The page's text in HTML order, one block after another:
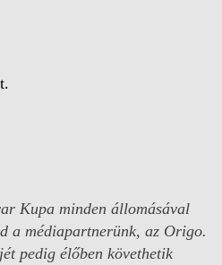
Kupa minden állomásával
a médiapartnerünk, az Origo.
pedig élőben követhetik